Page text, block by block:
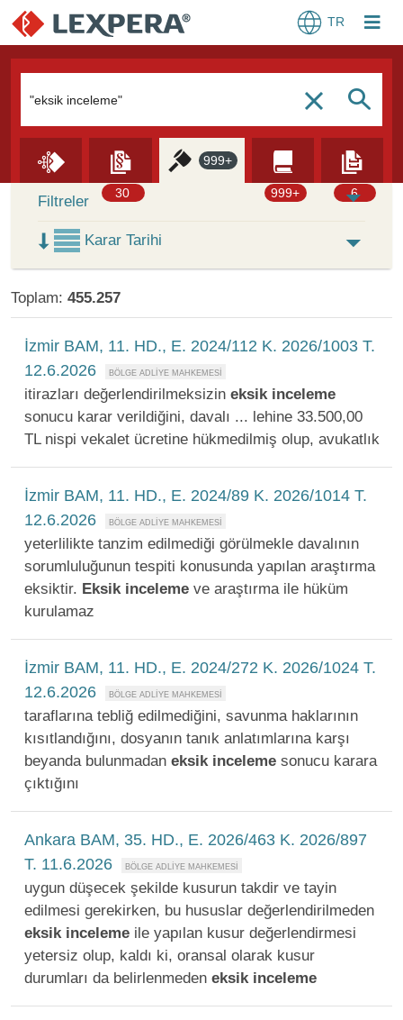
TR
c S
30
999+
999+ 6
Skip to Search Results
Filtreler
Karar Tarihi
Toplam: 455.257
İzmir BAM, 11. HD., E. 2024/112 K. 2026/1003 T.
12.6.2026
itirazları değerlendirilmeksizin eksik inceleme
sonucu karar verildiğini, davalı ... lehine 33.500,00
TL nispi vekalet ücretine hükmedilmiş olup, avukatlık
İzmir BAM, 11. HD., E. 2024/89 K. 2026/1014 T.
12.6.2026
yeterlilikte tanzim edilmediği görülmekle davalının
sorumluluğunun tespiti konusunda yapılan araştırma
eksiktir. Eksik inceleme ve araştırma ile hüküm
kurulamaz
İzmir BAM, 11. HD., E. 2024/272 K. 2026/1024 T.
12.6.2026
taraflarına tebliğ edilmediğini, savunma haklarının
kısıtlandığını, dosyanın tanık anlatımlarına karşı
beyanda bulunmadan eksik inceleme sonucu karara
çıktığını
Ankara BAM, 35. HD., E. 2026/463 K. 2026/897
T. 11.6.2026
uygun düşecek şekilde kusurun takdir ve tayin
edilmesi gerekirken, bu hususlar değerlendirilmeden
eksik inceleme ile yapılan kusur değerlendirmesi
yetersiz olup, kaldı ki, oransal olarak kusur
durumları da belirlenmeden eksik inceleme